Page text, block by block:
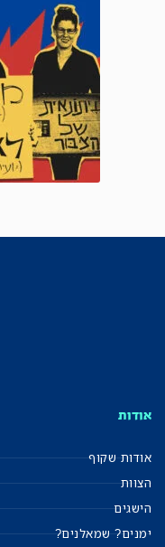
אודות
אודות שקוף
הצוות
הישגים
ימנים? שמאלנים?